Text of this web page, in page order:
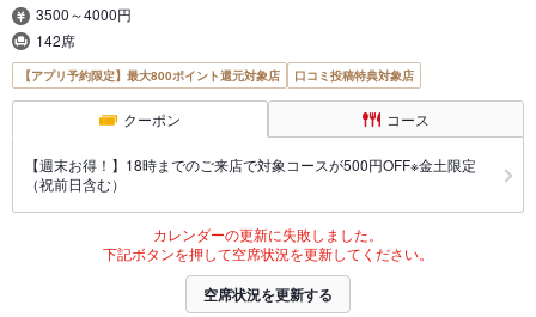
3500～4000円
142席
【アプリ予約限定】最大800ポイント還元対象店 口コミ投稿特典対象店
クーポン コース
【週末お得！】18時までのご来店で対象コースが500円OFF※金土限定
（祝前日含む）
カレンダーの更新に失敗しました。
下記ボタンを押して空席状況を更新してください。
空席状況を更新する